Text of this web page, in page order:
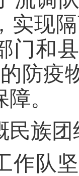
实现
门和
防疫
。
民族团
作队